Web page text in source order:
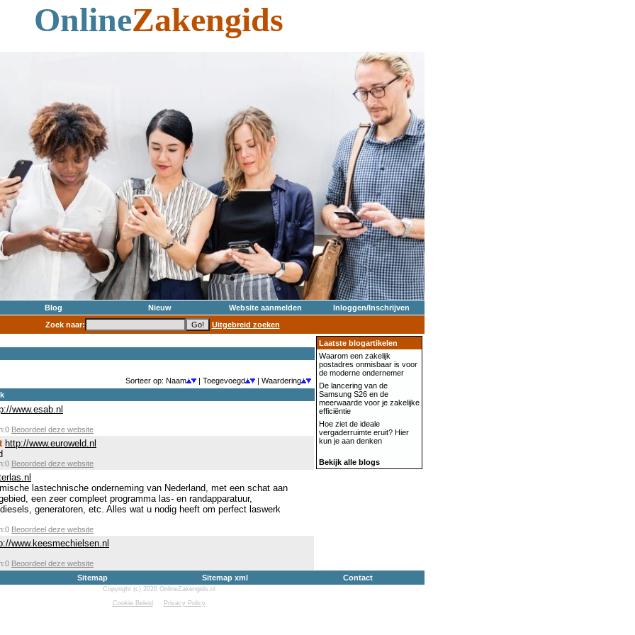
OnlineZakengids
Blog Nieuw Website aanmelden
Inloggen/Inschrijven
Zoek naar:
Uitgebreid zoeken
Sorteer op: Naam | Toegevoegd
| Waardering
www.esab.nl
Beoordeel deze website
http://www.euroweld.nl
Beoordeel deze website
lastechnische onderneming van Nederland, met een schat aan
een zeer compleet programma las- en randapparatuur,
generatoren, etc. Alles wat u nodig heeft om perfect laswerk
Beoordeel deze website
www.keesmechielsen.nl
Beoordeel deze website
Laatste blogartikelen
Waarom een zakelijk
postadres onmisbaar is voor
de moderne ondernemer
De lancering van de
Samsung S26 en de
meerwaarde voor je zakelijke
efficiëntie
Hoe ziet de ideale
vergaderruimte eruit? Hier
kun je aan denken
Bekijk alle blogs
Sitemap Sitemap xml Contact
Copyright (c) 2026 OnlineZakengids.nl
Cookie Beleid
Privacy Policy